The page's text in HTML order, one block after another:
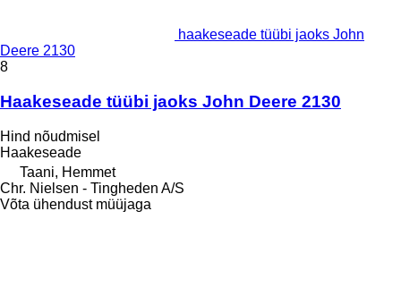
haakeseade tüübi jaoks John
Deere 2130
8
Haakeseade tüübi jaoks John Deere 2130
Hind nõudmisel
Haakeseade
Taani, Hemmet
Chr. Nielsen - Tingheden A/S
Võta ühendust müüjaga